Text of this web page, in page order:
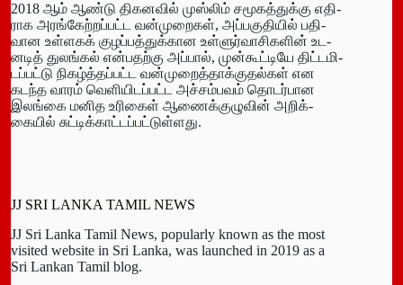
2018 ஆம் ஆண்டு திக­னவில் முஸ்லிம் சமூ­கத்­துக்கு எதி­
ராக அரங்­கேற்­றப்­பட்ட வன்­மு­றைகள், அப்­ப­கு­தியில் பதி­
வான உள்­ளகக் குழப்­பத்­துக்­கான உள்­ளுர்­வா­சி­களின் உட­
னடித் துலங்கல் என்­ப­தற்கு அப்பால், முன்­கூட்­டியே திட்­ட­மி­
டப்­பட்டு நிகழ்த்­தப்­பட்ட வன்­மு­றைத்­தாக்­கு­தல்கள் என
கடந்த வாரம் வெளி­யி­டப்­பட்ட அச்­சம்­பவம் தொடர்­பான
இலங்கை மனித உரிகைள் ஆணைக்­கு­ழுவின் அறிக்­
கையில் சுட்­டிக்­காட்­டப்­பட்­டுள்­ளது.
JJ SRI LANKA TAMIL NEWS
JJ Sri Lanka Tamil News, popularly known as the most
visited website in Sri Lanka, was launched in 2019 as a
Sri Lankan Tamil blog.